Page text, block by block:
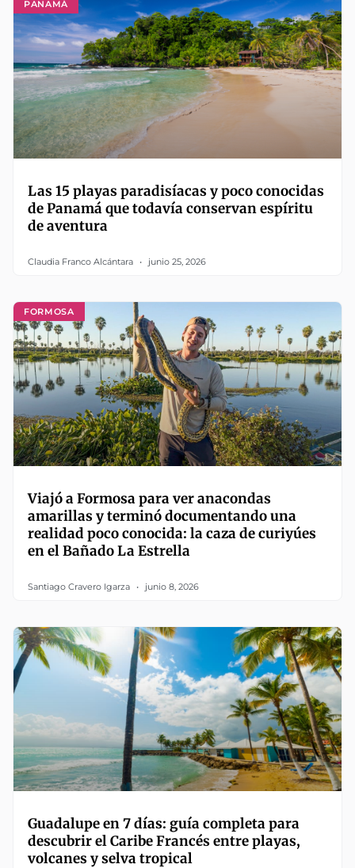
PANAMÁ
Las 15 playas paradisíacas y poco conocidas
de Panamá que todavía conservan espíritu
de aventura
Claudia Franco Alcántara junio 25, 2026
FORMOSA
Viajó a Formosa para ver anacondas
amarillas y terminó documentando una
realidad poco conocida: la caza de curiyúes
en el Bañado La Estrella
Santiago Cravero Igarza junio 8, 2026
Guadalupe en 7 días: guía completa para
descubrir el Caribe Francés entre playas,
volcanes y selva tropical